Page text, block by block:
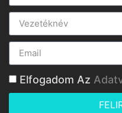
Elfogadom Az